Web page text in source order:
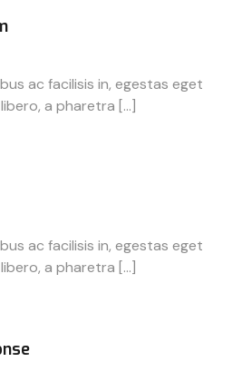
ac facilisis in, egestas eget
a pharetra […]
ac facilisis in, egestas eget
a pharetra […]